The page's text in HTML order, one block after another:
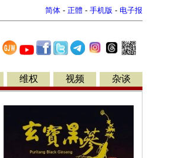
简体 - 正體 - 手机版 - 电子报
维权 视频 杂谈